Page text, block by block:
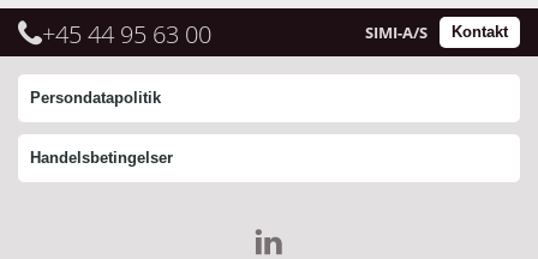
+45 44 95 63 00 Kontakt
SIMI-A/S
Persondatapolitik
Handelsbetingelser